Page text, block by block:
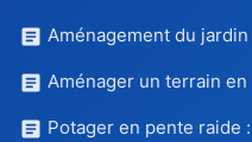
Aménagement du
Aménager un terrain
Potager en pente raide